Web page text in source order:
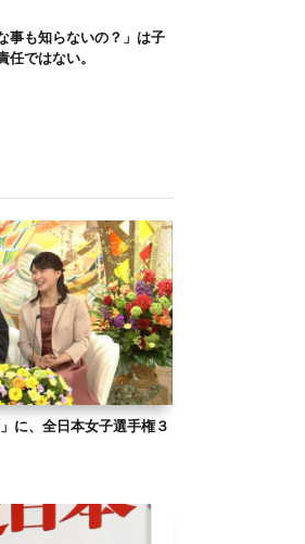
事も知らないの？」は子
任ではない。
に、全日本女子選手権３